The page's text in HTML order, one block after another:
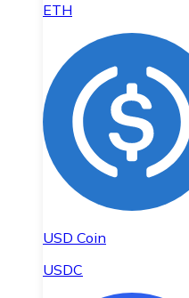
ETH
USD Coin
USDC